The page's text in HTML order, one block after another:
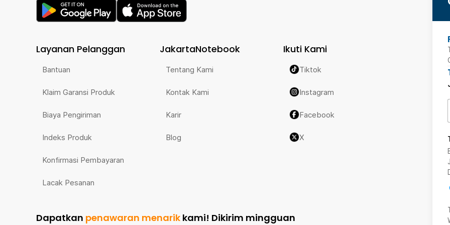
1 x Set Penutup Terminal dan Ring
1 x Panduan Penggunaan
Layanan Pelanggan
Bantuan
Klaim Garansi Produk
Biaya Pengiriman
Indeks Produk
Konfirmasi Pembayaran
Lacak Pesanan
JakartaNotebook
Tentang Kami
Kontak Kami
Karir
Blog
Ikuti Kami
Tiktok
Instagram
Facebook
X
Dapatkan penawaran menarik kami! Dikirim mingguan